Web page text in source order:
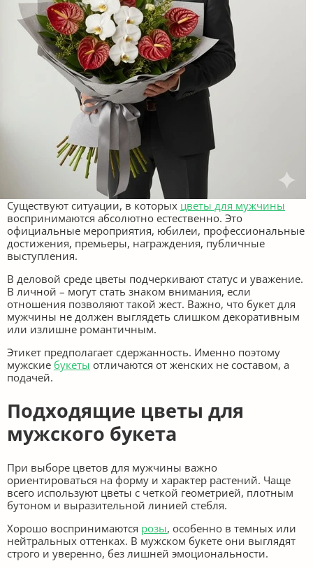
Существуют ситуации, в которых цветы для мужчины
воспринимаются абсолютно естественно. Это
официальные мероприятия, юбилеи, профессиональные
достижения, премьеры, награждения, публичные
выступления.
В деловой среде цветы подчеркивают статус и уважение.
В личной – могут стать знаком внимания, если
отношения позволяют такой жест. Важно, что букет для
мужчины не должен выглядеть слишком декоративным
или излишне романтичным.
Этикет предполагает сдержанность. Именно поэтому
мужские букеты отличаются от женских не составом, а
подачей.
Подходящие цветы для
мужского букета
При выборе цветов для мужчины важно
ориентироваться на форму и характер растений. Чаще
всего используют цветы с четкой геометрией, плотным
бутоном и выразительной линией стебля.
Хорошо воспринимаются розы, особенно в темных или
нейтральных оттенках. В мужском букете они выглядят
строго и уверенно, без лишней эмоциональности.